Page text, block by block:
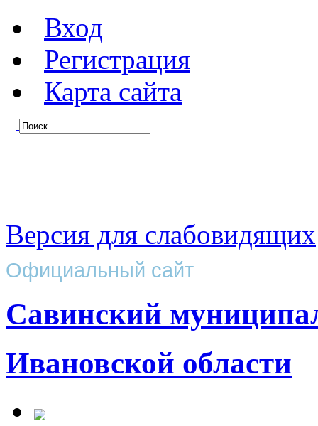
Вход
Регистрация
Карта сайта
Версия для слабовидящих
Официальный сайт
Савинский
Ивановской области